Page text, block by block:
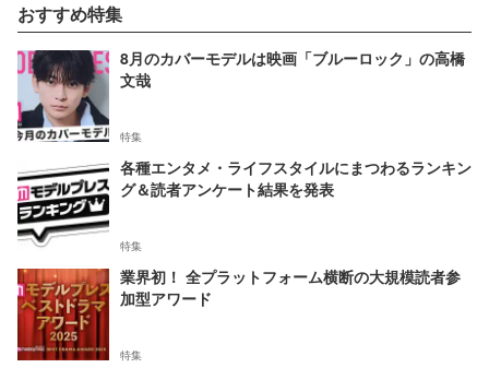
おすすめ特集
8月のカバーモデルは映画「ブルーロック」の高橋
文哉
特集
各種エンタメ・ライフスタイルにまつわるランキン
グ＆読者アンケート結果を発表
特集
業界初！ 全プラットフォーム横断の大規模読者参
加型アワード
特集